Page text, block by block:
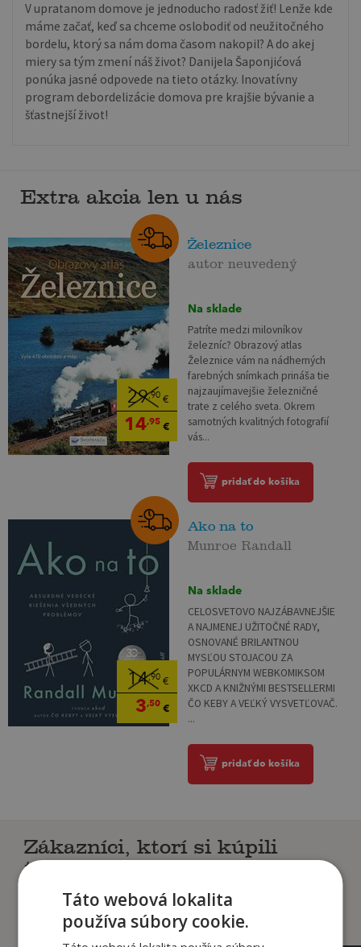
V upratanom domove je jednoducho radosť žiť! Lenže kde
máme začať, keď sa chceme oslobodiť od neužitočného
bordelu, ktorý sa nám doma časom nakopil? A do akej
miery sa tým zmení náš život? Danijela Šaponjićová
ponúka jasné odpovede na tieto otázky. Inovatívny
program debordelizácie domova pre krajšie bývanie a
šťastnejší život!
Extra akcia len u nás
29,90€
14,95€
Železnice
autor neuvedený
Na sklade
Patríte medzi milovníkov
železníc? Obrazový atlas
Železnice vám na nádherných
farebných snímkach prináša tie
najzaujímavejšie železničné
trate z celého sveta. Okrem
samotných kvalitných fotografií
vás...
pridať do košíka
14,90€
3,50€
Ako na to
Munroe Randall
Na sklade
CELOSVETOVO NAJZÁBAVNEJŠIE
A NAJMENEJ UŽITOČNÉ RADY,
OSNOVANÉ BRILANTNOU
MYSĽOU STOJACOU ZA
POPULÁRNYM WEBKOMIKSOM
XKCD A KNIŽNÝMI BESTSELLERMI
ČO KEBY A VEĽKÝ VYSVETĽOVAČ.
...
pridať do košíka
Zákazníci, ktorí si kúpili
tento titul si tiež kúpili
Táto webová lokalita
používa súbory cookie.